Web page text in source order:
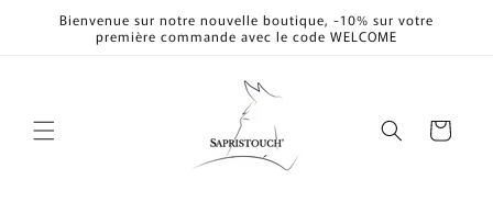
passer
Bienvenue sur notre nouvelle boutique, -10% sur votre
première commande avec le code WELCOME
Panier